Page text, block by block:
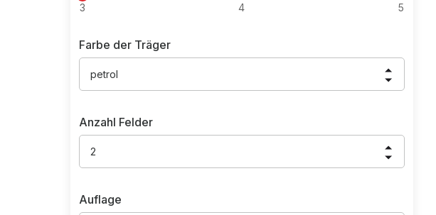
3 4 5
Farbe der Träger
petrol
Anzahl Felder
2
Auflage